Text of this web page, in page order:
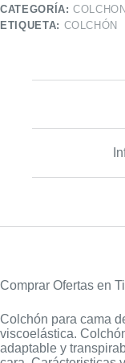
CATEGORÍA:
ETIQUETA: COLCHÓN
Comprar Ofertas en
Colchón para cama
viscoelástica.
adaptable y